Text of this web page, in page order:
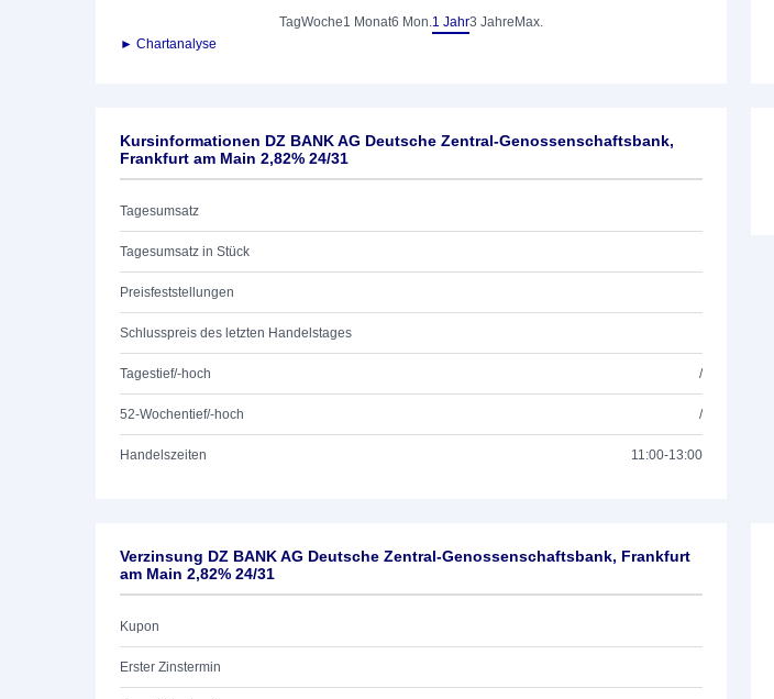
TagWoche1 Monat6 Mon.1 Jahr3 Jahre Max.
► Chartanalyse
Kursinformationen DZ BANK AG Deutsche Zentral-Genossenschaftsbank,
Frankfurt am Main 2,82% 24/31
Tagesumsatz
Tagesumsatz in Stück
Preisfeststellungen
Schlusspreis des letzten Handelstages
Tagestief/-hoch /
52-Wochentief/-hoch /
Handelszeiten 11:00-13:00
Verzinsung DZ BANK AG Deutsche Zentral-Genossenschaftsbank, Frankfurt
am Main 2,82% 24/31
Kupon
Erster Zinstermin